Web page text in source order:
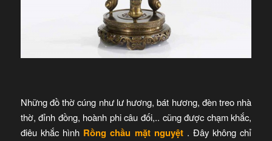
Những đồ thờ cúng như lư hương, bát hương, đèn treo nhà
thờ, đỉnh đồng, hoành phi câu đối,.. cũng được chạm khắc,
điêu khắc hình Rồng chầu mặt nguyệt . Đây không chỉ